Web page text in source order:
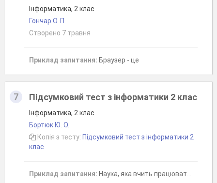
Інформатика, 2 клас
Гончар О. П.
Створено 7 травня
Приклад запитання: Браузер - це
7 Підсумковий тест з інформатики 2 клас
Інформатика, 2 клас
Бортюк Ю. О.
Копія з тесту: Підсумковий тест з інформатики 2
клас
Приклад запитання: Наука, яка вчить працювати з інформацією за допомогою комп'ютера- це....